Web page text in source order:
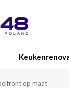
op maat